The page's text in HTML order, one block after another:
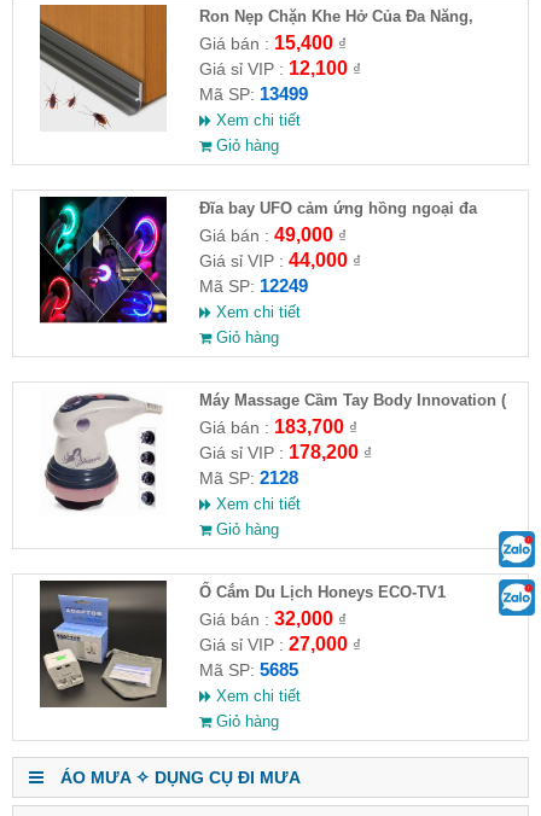
Ron Nẹp Chặn Khe Hở Của Đa Năng,
Chống Côn Trùng( HĐ )
Giá bán : 15,400₫
Giá sỉ VIP : 12,100₫
Mã SP: 13499
Xem chi tiết
Giỏ hàng
Đĩa bay UFO cảm ứng hồng ngoại đa
chiều tự động bay về
Giá bán : 49,000₫
Giá sỉ VIP : 44,000₫
Mã SP: 12249
Xem chi tiết
Giỏ hàng
Máy Massage Cầm Tay Body Innovation (
HĐ )
Giá bán : 183,700₫
Giá sỉ VIP : 178,200₫
Mã SP: 2128
Xem chi tiết
Giỏ hàng
Ổ Cắm Du Lịch Honeys ECO-TV1
Giá bán : 32,000₫
Giá sỉ VIP : 27,000₫
Mã SP: 5685
Xem chi tiết
Giỏ hàng
ÁO MƯA ✧ DỤNG CỤ ĐI MƯA